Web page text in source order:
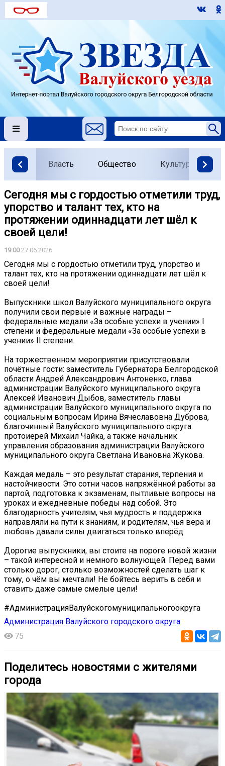
Власть Общество Культура
Сегодня мы с гордостью отметили труд,
упорство и талант тех, кто на
протяжении одиннадцати лет шёл к
своей цели!
19:0027.06.2026
Сегодня мы с гордостью отметили труд, упорство и
талант тех, кто на протяжении одиннадцати лет шёл к
своей цели!
Выпускники школ Валуйского муниципального округа
получили свои первые и важные награды –
федеральные медали «За особые успехи в учении» I
степени и федеральные медали «За особые успехи в
учении» II степени.
На торжественном мероприятии присутствовали
почётные гости: заместитель Губернатора Белгородской
области Андрей Александрович Антоненко, глава
администрации Валуйского муниципального округа
Алексей Иванович Дыбов, заместитель главы
администрации Валуйского муниципального округа по
социальным вопросам Ирина Вячеславовна Дуброва,
благочинный Валуйского муниципального округа
протоиерей Михаил Чайка, а также начальник
управления образования администрации Валуйского
муниципального округа Светлана Ивановна Жукова.
Каждая медаль – это результат старания, терпения и
настойчивости. Это сотни часов напряжённой работы за
партой, подготовка к экзаменам, пытливые вопросы на
уроках и ежедневные победы над собой. Это
благодарность учителям, чья мудрость и поддержка
направляли на пути к знаниям, и родителям, чья вера и
любовь давали силы двигаться только вперёд.
Дорогие выпускники, вы стоите на пороге новой жизни
– такой интересной и немного волнующей. Перед вами
столько дорог, столько возможностей сделать шаг к
тому, о чём вы мечтали! Не бойтесь верить в себя и
ставить даже самые смелые цели!
#АдминистрацияВалуйскогомуниципальногоокруга
Администрация Валуйского городского округа
75
Поделитесь новостями с жителями
города